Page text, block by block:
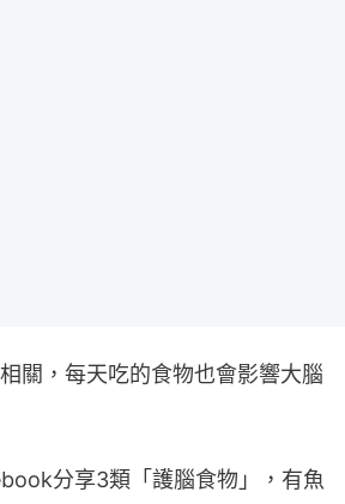
關，每天吃的食物也會影響大腦
分享3類「護腦食物」，有魚